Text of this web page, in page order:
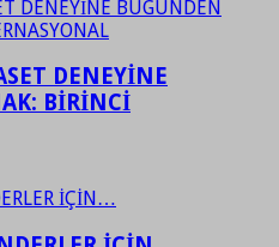
DENEYİNE
BİRİNCİ